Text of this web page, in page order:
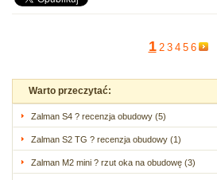
1 2 3 4 5 6
Warto przeczytać:
Zalman S4 ? recenzja obudowy (5)
Zalman S2 TG ? recenzja obudowy (1)
Zalman M2 mini ? rzut oka na obudowę (3)